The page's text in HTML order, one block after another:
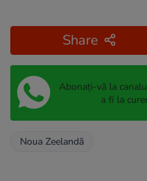
Share
Abonați-vă la
a fi la
Noua Zeelandă